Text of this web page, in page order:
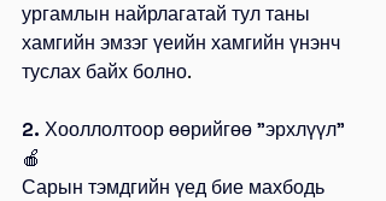
ургамлын найрлагатай тул таны
хамгийн эмзэг үеийн хамгийн үнэнч
туслах байх болно.
2. Хооллолтоор өөрийгөө "эрхлүүл"
🍎
Сарын тэмдгийн үед бие махбодь